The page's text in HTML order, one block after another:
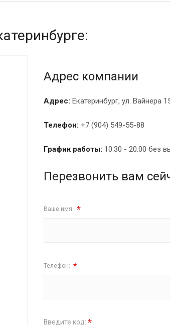
Адрес компании
Адрес: Екатеринбург, ул. Вайнера
Телефон: +7 (904) 549-55-88
График работы: 10:30 - 20:00 без
Перезвонить вам
Ваше имя: *
Телефон: *
Введите код: *